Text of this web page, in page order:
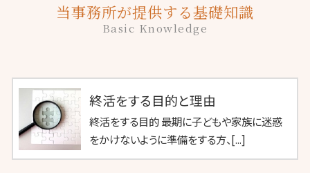
当事務所が提供する基礎知識
Basic Knowledge
終活をする目的と理由
終活をする目的 最期に子どもや家族に迷惑
をかけないように準備をする方、[...]